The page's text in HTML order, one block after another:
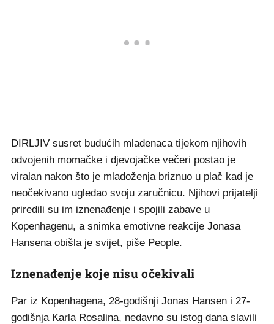
DIRLJIV susret budućih mladenaca tijekom njihovih
odvojenih momačke i djevojačke večeri postao je
viralan nakon što je mladoženja briznuo u plač kad je
neočekivano ugledao svoju zaručnicu. Njihovi prijatelji
priredili su im iznenađenje i spojili zabave u
Kopenhagenu, a snimka emotivne reakcije Jonasa
Hansena obišla je svijet, piše People.
Iznenađenje koje nisu očekivali
Par iz Kopenhagena, 28-godišnji Jonas Hansen i 27-
godišnja Karla Rosalina, nedavno su istog dana slavili